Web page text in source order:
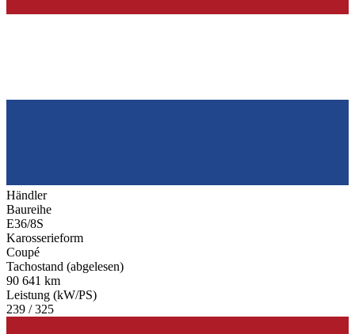
Händler
Baureihe
E36/8S
Karosserieform
Coupé
Tachostand (abgelesen)
90 641 km
Leistung (kW/PS)
239 / 325